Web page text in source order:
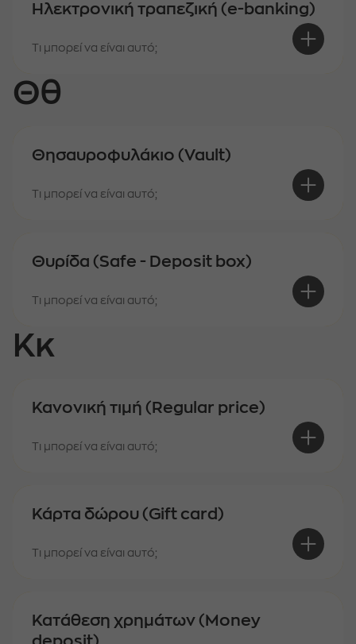
Ηλεκτρονική τραπεζική (e-banking)
Τι μπορεί να είναι αυτό;
Θθ
Θησαυροφυλάκιο (Vault)
Τι μπορεί να είναι αυτό;
Θυρίδα (Safe - Deposit box)
Τι μπορεί να είναι αυτό;
Κκ
Κανονική τιμή (Regular price)
Τι μπορεί να είναι αυτό;
Κάρτα δώρου (Gift card)
Τι μπορεί να είναι αυτό;
Κατάθεση χρημάτων (Money